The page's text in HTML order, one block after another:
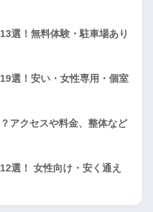
選！無料体験・駐車場あり
選！安い・女性専用・個室
アクセスや料金、整体など
選！ 女性向け・安く通え